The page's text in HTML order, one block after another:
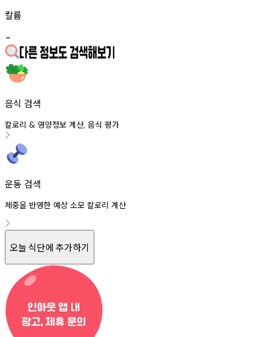
칼륨
-
음식 검색
칼로리 & 영양정보 계산, 음식 평가
운동 검색
체중을 반영한 예상 소모 칼로리 계산
오늘 식단에 추가하기